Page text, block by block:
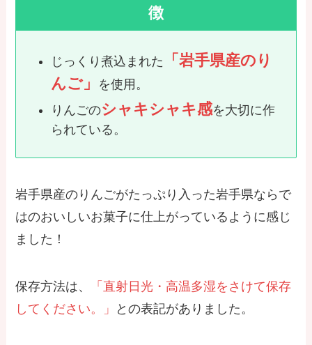
徴
じっくり煮込まれた
「岩手県産のり
んご」
を使用。
りんごのシャキシャキ感を大切に作
られている。
岩手県産のりんごがたっぷり入った岩手県ならで
はのおいしいお菓子に仕上がっているように感じ
ました！
保存方法は、
「直射日光・高温多湿をさけて保存
してください。」
との表記がありました。